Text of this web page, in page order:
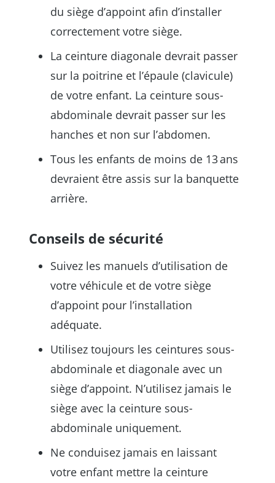
du siège d’appoint afin d’installer
correctement votre siège.
La ceinture diagonale devrait passer
sur la poitrine et l’épaule (clavicule)
de votre enfant. La ceinture sous-
abdominale devrait passer sur les
hanches et non sur l’abdomen.
Tous les enfants de moins de 13 ans
devraient être assis sur la banquette
arrière.
Conseils de sécurité
Suivez les manuels d’utilisation de
votre véhicule et de votre siège
d’appoint pour l’installation
adéquate.
Utilisez toujours les ceintures sous-
abdominale et diagonale avec un
siège d’appoint. N’utilisez jamais le
siège avec la ceinture sous-
abdominale uniquement.
Ne conduisez jamais en laissant
votre enfant mettre la ceinture